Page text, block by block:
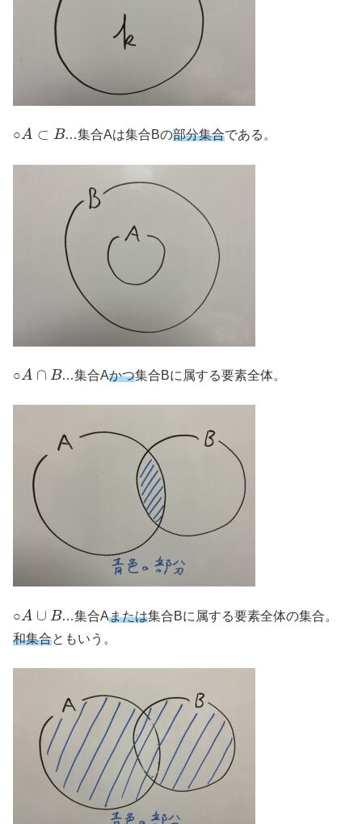
○
A
…集合Aは集合Bの部分集合である。
○
A ∩B
…集合Aかつ集合Bに属する要素全体。
○
A ∪ B
…集合Aまたは集合Bに属する要素全体の集合。
和集合ともいう。